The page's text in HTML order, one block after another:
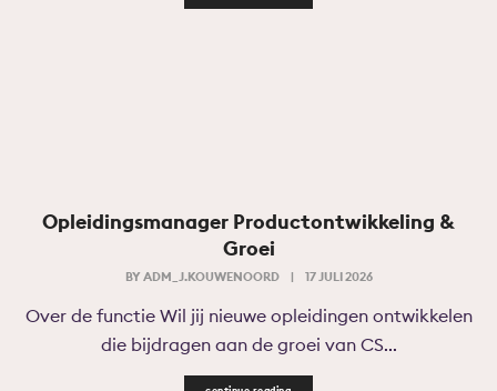
Opleidingsmanager Productontwikkeling &
Groei
BY ADM_J.KOUWENOORD | 17 JULI 2026
Over de functie Wil jij nieuwe opleidingen ontwikkelen
die bijdragen aan de groei van CS...